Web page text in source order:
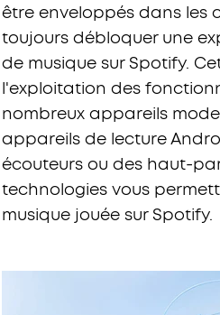
être enveloppés dans les
toujours débloquer une
de musique sur Spotify.
l'exploitation des
nombreux appareils
appareils de lecture
écouteurs ou des haut-
technologies vous
musique jouée sur Spotify.